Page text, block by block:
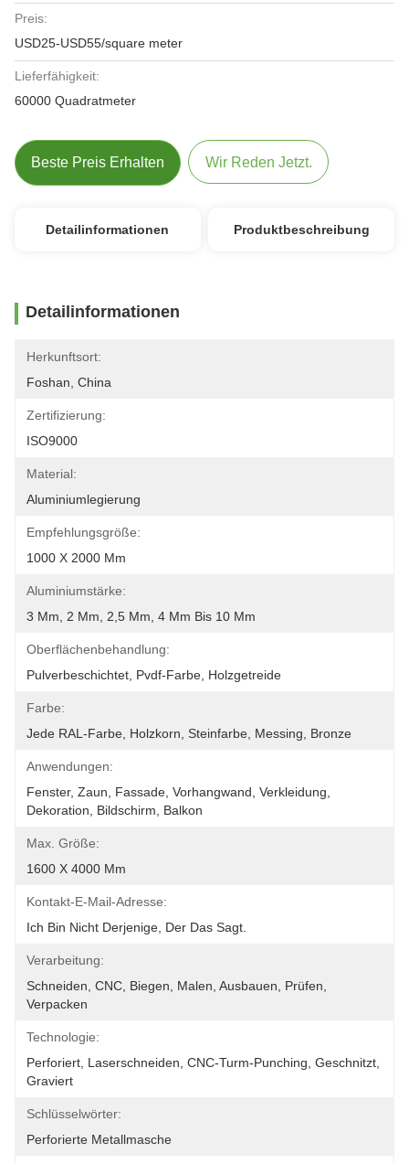
Preis:
USD25-USD55/square meter
Lieferfähigkeit:
60000 Quadratmeter
Beste Preis Erhalten Wir Reden Jetzt.
Detailinformationen Produktbeschreibung
Detailinformationen
Herkunftsort:
Foshan, China
Zertifizierung:
ISO9000
Material:
Aluminiumlegierung
Empfehlungsgröße:
1000 X 2000 Mm
Aluminiumstärke:
3 Mm, 2 Mm, 2,5 Mm, 4 Mm Bis 10 Mm
Oberflächenbehandlung:
Pulverbeschichtet, Pvdf-Farbe, Holzgetreide
Farbe:
Jede RAL-Farbe, Holzkorn, Steinfarbe, Messing, Bronze
Anwendungen:
Fenster, Zaun, Fassade, Vorhangwand, Verkleidung,
Dekoration, Bildschirm, Balkon
Max. Größe:
1600 X 4000 Mm
Kontakt-E-Mail-Adresse:
Ich Bin Nicht Derjenige, Der Das Sagt.
Verarbeitung:
Schneiden, CNC, Biegen, Malen, Ausbauen, Prüfen,
Verpacken
Technologie:
Perforiert, Laserschneiden, CNC-Turm-Punching, Geschnitzt,
Graviert
Schlüsselwörter:
Perforierte Metallmasche